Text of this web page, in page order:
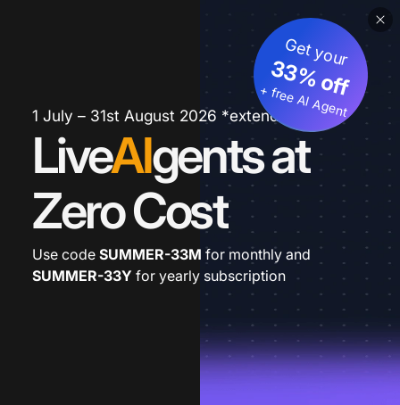
1 July – 31st August 2026 *extended
LiveAIgents at
Zero Cost
Get your
33% off
+ free AI Agent
Use code SUMMER-33M for monthly and
SUMMER-33Y for yearly subscription